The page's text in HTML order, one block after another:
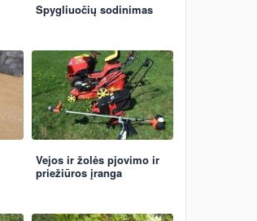
Spygliuočių sodinimas
Vejos ir žolės pjovimo ir
priežiūros įranga